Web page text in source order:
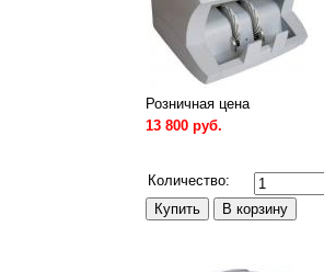
Розничная цена
13 800 руб.
Количество: